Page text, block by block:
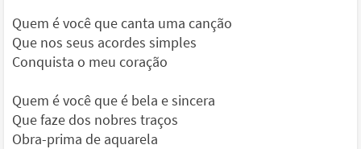
Quem é você que canta uma canção
Que nos seus acordes simples
Conquista o meu coração
Quem é você que é bela e sincera
Que faze dos nobres traços
Obra-prima de aquarela